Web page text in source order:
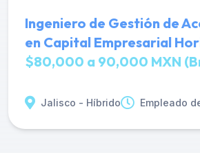
Ingeniero de Gestión de
en Capital Empresarial
$80,000 a 90,000 MXN
Jalisco - Híbrido Empleado